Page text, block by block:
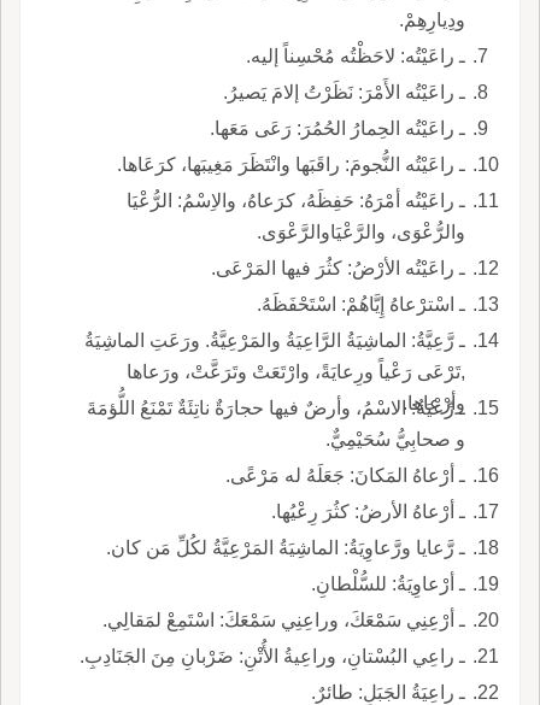
ودِيارِهِمْ.
ـ راعَيْتُه: لاحَظْتُه مُحْسِناً إليه.
ـ راعَيْتُه الأَمْرَ: نَظَرْتُ إلامَ يَصيرُ.
ـ راعَيْتُه الحِمارُ الحُمُرَ: رَعَى مَعَها.
ـ راعَيْتُه النُّجومَ: راقَبَها وانْتَظَرَ مَغِيبَها، كرَعَاها.
ـ راعَيْتُه أمْرَهُ: حَفِظَهُ، كرَعاهُ، والاِسْمُ: الرُّعْيَا
والرُّعْوَى، والرَّعْيَاوالرَّعْوَى.
ـ راعَيْتُه الأرْضُ: كثُرَ فيها المَرْعَى.
ـ اسْترْعاهُ إِيَّاهُمْ: اسْتَحْفَظَهُ.
ـ رَّعِيَّةُ: الماشِيَةُ الرَّاعِيَةُ والمَرْعِيَّةُ. ورَعَتِ الماشِيَةُ
,تَرْعَى رَعْياً ورِعايَةً، وارْتَعَتْ وتَرَعَّتْ، ورَعاها
وأرْعاها.
ـ رِّعْيَةُ: الاسْمُ، وأرضٌ فيها حجارَةٌ ناتِئَةٌ تَمْنَعُ اللُّؤمَةَ
و صحابِيُّ سُحَيْمِيٌّ.
ـ أرْعاهُ المَكانَ: جَعَلَهُ له مَرْعًى.
ـ أرْعاهُ الأرضُ: كثُرَ رِعْيُها.
ـ رَّعايا ورَّعاوِيَةُ: الماشِيَةُ المَرْعِيَّةُ لكُلِّ مَن كان.
ـ أرْعاوِيَةُ: للسُّلْطانِ.
ـ أرْعِنِي سَمْعَكَ، وراعِنِي سَمْعَكَ: اسْتَمِعْ لمَقالِي.
ـ راعِي البُسْتانِ، وراعِيةُ الأُتْنِ: ضَرْبانِ مِنَ الجَنَادِبِ.
ـ راعِيَةُ الجَبَلِ: طائرٌ.